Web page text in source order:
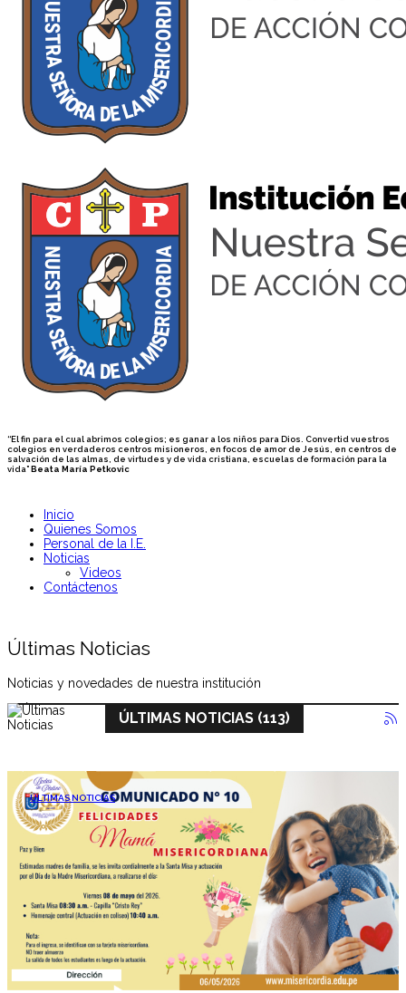
“El fin para el cual abrimos colegios; es ganar a los niños para Dios. Convertid vuestros
colegios en verdaderos centros misioneros, en focos de amor de Jesús, en centros de
salvación de las almas, de virtudes y de vida cristiana, escuelas de formación para la
vida”Beata María Petkovic
Inicio
Quienes Somos
Personal de la I.E.
Noticias
Videos
Contáctenos
Últimas Noticias
Noticias y novedades de nuestra institución
ÚLTIMAS NOTICIAS (113)
ÚLTIMAS NOTICIAS